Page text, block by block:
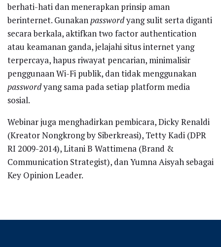
berhati-hati dan menerapkan prinsip aman
berinternet. Gunakanpasswordyang sulit serta diganti
secara berkala, aktifkan two factor authentication
atau keamanan ganda, jelajahi situs internet yang
terpercaya, hapus riwayat pencarian, minimalisir
penggunaan Wi-Fi publik, dan tidak menggunakan
passwordyang sama pada setiap platform media
sosial.
Webinar juga menghadirkan pembicara, Dicky Renaldi
(Kreator Nongkrong by Siberkreasi), Tetty Kadi (DPR
RI 2009-2014), Litani B Wattimena (Brand &
Communication Strategist), dan Yumna Aisyah sebagai
Key Opinion Leader.